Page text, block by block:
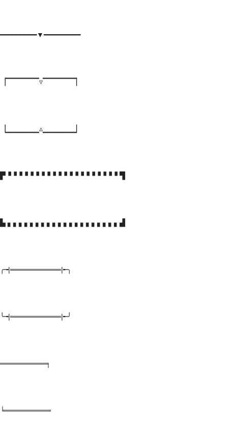
━━━━━━━━━▼━━━━━━━━━
▕▔▔▔▔▔▔▿▔▔▔▔▔▔▏
▕▁▁▁▁▁▁▵▁▁▁▁▁▁▏
▛▝▝▝▝▝▝▝▝▝▝▝▝▝▝▝▝▝▝▝▝ ▜
▙ ▖▖▖▖▖▖▖▖▖▖▖▖▖▖▖▖▖▖▖▖▟
╭╼|══════════|╾╮
╰╼|══════════|╾╯
═════════╕
╘═════════